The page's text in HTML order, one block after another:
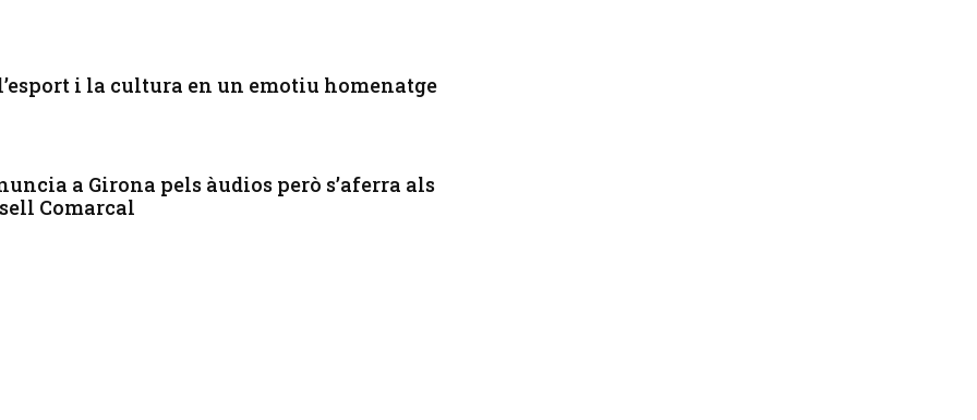
i la cultura en un emotiu homenatge
a Girona pels àudios però s’aferra als
Comarcal